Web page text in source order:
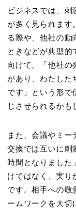
ビジネスでは、刺
が多く見られます
る際や、他社の動
ときなどが典型的
向けて、「他社の
があり、わたした
です」という形で
じさせられるかも
また、会議やミー
交換では互いに刺
時間となりました
けではなく、実り
です。相手への敬
ームワークを大切